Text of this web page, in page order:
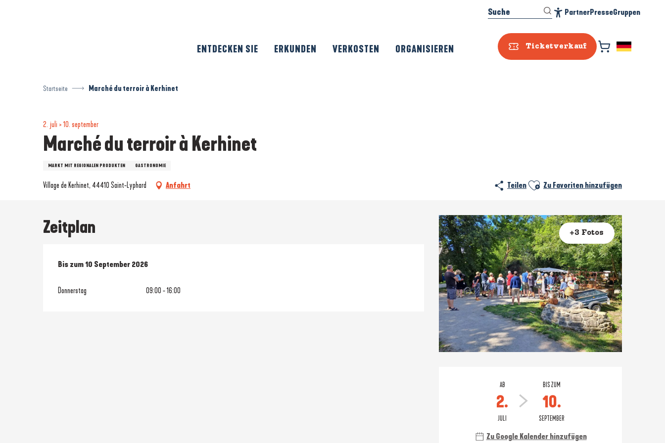
Ticketverkauf
Suche PartnerPresseGruppen
ENTDECKEN SIE ERKUNDEN VERKOSTEN ORGANISIEREN
Startseite Marché du terroir à Kerhinet
2. juli > 10. september
Marché du terroir à Kerhinet
MARKT MIT REGIONALEN PRODUKTEN GASTRONOMIE
Village de Kerhinet, 44410 Saint-Lyphard Anfahrt Teilen Ajouter aux favoris
Zu Favoriten hinzufügen
+3 Fotos
Öffnungszeiten &
AB
2.
JULI
BIS ZUM
10.
SEPTEMBER
Zu Google Kalender hinzufügen
Zeitplan
vom2 Juli 2026bis zum10 September 2026
Bis zum10 September 2026
Donnerstag 09:00 - 16:00